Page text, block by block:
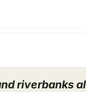
riverbanks